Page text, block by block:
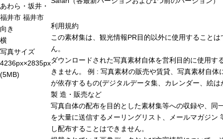
あわら・坂井・
福井市 福井市
向き
横
写真サイズ
4236px×2835px
(5MB)
利用規約
この素材集は、観光情報PR目的以外に使用することは
ん。
ダウンロードされた写真素材自体を営利目的に使用す
きません。 例 : 写真素材の販売や賃貸、写真素材自体
が依存するもの(デジタルデータ集、カレンダー、絵は
製 造・販売など
写真自体の配布を目的とした素材集等への収録や、同
を大量に送信するメーリングリスト、メールマガジン
し配布することはできません。